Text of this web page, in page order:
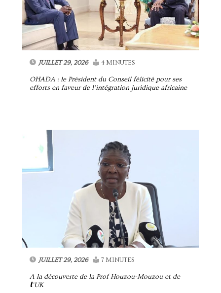
JUILLET 29, 2026 4 MINUTES
OHADA : le Président du Conseil félicité pour ses
efforts en faveur de l’intégration juridique africaine
JUILLET 29, 2026 7 MINUTES
A la découverte de la Prof Houzou-Mouzou et de
𝗹’UK